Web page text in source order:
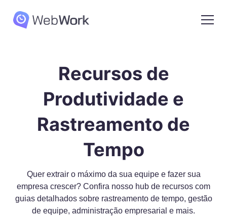
Recursos de
Produtividade e
Rastreamento de
Tempo
Quer extrair o máximo da sua equipe e fazer sua
empresa crescer? Confira nosso hub de recursos com
guias detalhados sobre rastreamento de tempo, gestão
de equipe, administração empresarial e mais.